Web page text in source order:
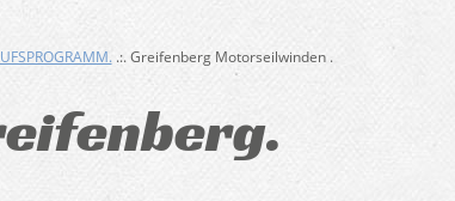
.:. Greifenberg Motorseilwinden .